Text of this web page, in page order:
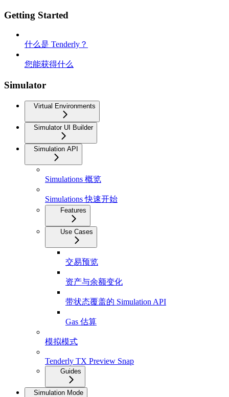
Getting Started
什么是 Tenderly？
您能获得什么
Simulator
Virtual Environments
Simulator UI Builder
Simulation API
Simulations 概览
Simulations 快速开始
Features
Use Cases
交易预览
资产与余额变化
带状态覆盖的 Simulation API
Gas 估算
模拟模式
Tenderly TX Preview Snap
Guides
Simulation Mode